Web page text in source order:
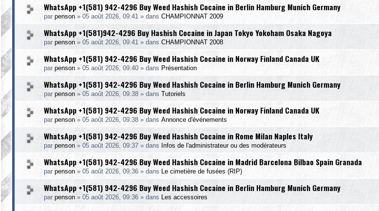
WhatsApp +1(581) 942-4296 Buy Weed Hashish Cocaine in Berlin Hamburg Munich Germany
par penson » 05 août 2026, 09:41 » dans CHAMPIONNAT 2009
WhatsApp +1(581)942-4296 Buy Hashish Cocaine in Japan Tokyo Yokoham Osaka Nagoya
par penson » 05 août 2026, 09:41 » dans CHAMPIONNAT 2008
WhatsApp +1(581) 942-4296 Buy Weed Hashish Cocaine in Norway Finland Canada UK
par penson » 05 août 2026, 09:40 » dans Présentation
WhatsApp +1(581) 942-4296 Buy Weed Hashish Cocaine in Berlin Hamburg Munich Germany
par penson » 05 août 2026, 09:38 » dans Tutoriels
WhatsApp +1(581) 942-4296 Buy Weed Hashish Cocaine in Norway Finland Canada UK
par penson » 05 août 2026, 09:38 » dans Annonce d'événements
WhatsApp +1(581) 942-4296 Buy Weed Hashish Cocaine in Rome Milan Naples Italy
par penson » 05 août 2026, 09:37 » dans Infos de l'administrateur ou des modérateurs
WhatsApp +1(581) 942-4296 Buy Weed Hashish Cocaine in Madrid Barcelona Bilbao Spain Granada
par penson » 05 août 2026, 09:36 » dans Le cimetière de fusées (RIP)
WhatsApp +1(581) 942-4296 Buy Weed Hashish Cocaine in Berlin Hamburg Munich Germany
par penson » 05 août 2026, 09:36 » dans Les accessoires